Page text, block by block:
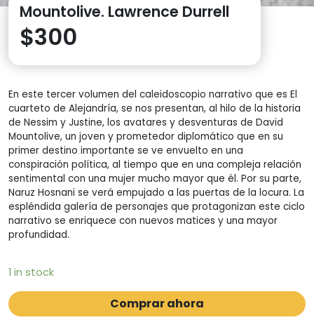
Mountolive. Lawrence Durrell
$300
En este tercer volumen del caleidoscopio narrativo que es El
cuarteto de Alejandría, se nos presentan, al hilo de la historia
de Nessim y Justine, los avatares y desventuras de David
Mountolive, un joven y prometedor diplomático que en su
primer destino importante se ve envuelto en una
conspiración política, al tiempo que en una compleja relación
sentimental con una mujer mucho mayor que él. Por su parte,
Naruz Hosnani se verá empujado a las puertas de la locura. La
espléndida galería de personajes que protagonizan este ciclo
narrativo se enriquece con nuevos matices y una mayor
profundidad.
1 in stock
Comprar ahora